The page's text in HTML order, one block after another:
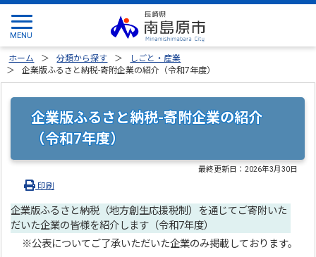
ホーム 分類から探す
しごと・産業
企業版ふるさと納税-寄附企業の紹介（令和7年度）
企業版ふるさと納税-寄附企業の紹介
（令和7年度）
最終更新日：2026年3月30日
印刷
企業版ふるさと納税（地方創生応援税制）を通じてご寄附いた
だいた企業の皆様を紹介します（令和7年度）
※公表についてご了承いただいた企業のみ掲載しております。